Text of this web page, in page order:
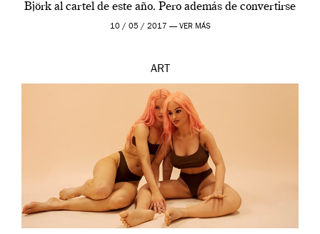
Björk al cartel de este año. Pero además de convertirse
en una de las actuaciones más relevantes […]
10 / 05 / 2017 — VER MÁS
ART